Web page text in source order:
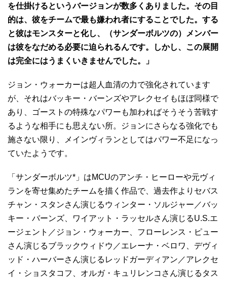
を仕掛けるというバージョンが数多くありました。その目
的は、彼をチームで最も嫌われ者にすることでした。する
と彼はモンスターと化し、（サンダーボルツの）メンバー
は彼をなだめる必要に迫られるんです。しかし、この展開
は完全にはうまくいきませんでした。」
ジョン・ウォーカーは超人血清の力で強化されています
が、それはバッキー・バーンズやアレクセイもほぼ同様で
あり、ゴーストの特殊なパワーも加わればそうそう苦戦す
るような相手にも思えない所。ジョンにさらなる強化でも
施さない限り、メインヴィランとしてはパワー不足になっ
ていたようです。
「サンダーボルツ*」はMCUのアンチ・ヒーローや元ヴィ
ランを寄せ集めたチームを描く作品で、過去作よりセバス
チャン・スタンさん演じるウィンター・ソルジャー／バッ
キー・バーンズ、ワイアット・ラッセルさん演じるU.S.エ
ージェント／ジョン・ウォーカー、フローレンス・ピュー
さん演じるブラックウィドウ／エレーナ・ベロワ、デヴィ
ッド・ハーバーさん演じるレッドガーディアン／アレクセ
イ・ショスタコフ、オルガ・キュリレンコさん演じるタス